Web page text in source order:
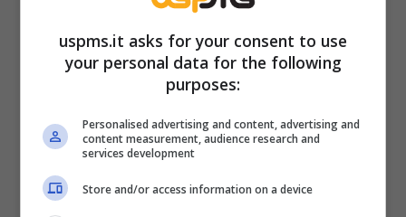
Il motivo dell’esclusione dalla rottamazione delle cartelle
L’articolo evidenzia come la scelta
governativa miri a
di bilancio e la credibilità del sistema di
uspms.it asks for your consent to use
your personal data for the following
purposes:
Personalised advertising and content, advertising and
content measurement, audience research and
services development
Store and/or access information on a device